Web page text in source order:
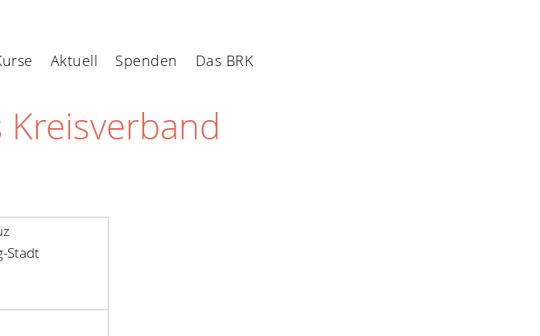
Aktuell Spenden Das BRK
Stadt